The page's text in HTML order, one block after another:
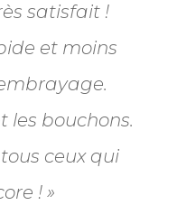
satisfait !
et moins
les bouchons.
ceux qui
! »